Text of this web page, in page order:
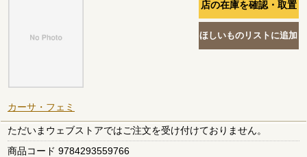
カーサ・フェミ
ただいまウェブストアではご注文を受け付けておりません。
商品コード 9784293559766